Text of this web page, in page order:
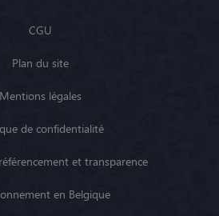
CGU
Plan du site
Mentions légales
de confidentialité
et transparence
en Belgique